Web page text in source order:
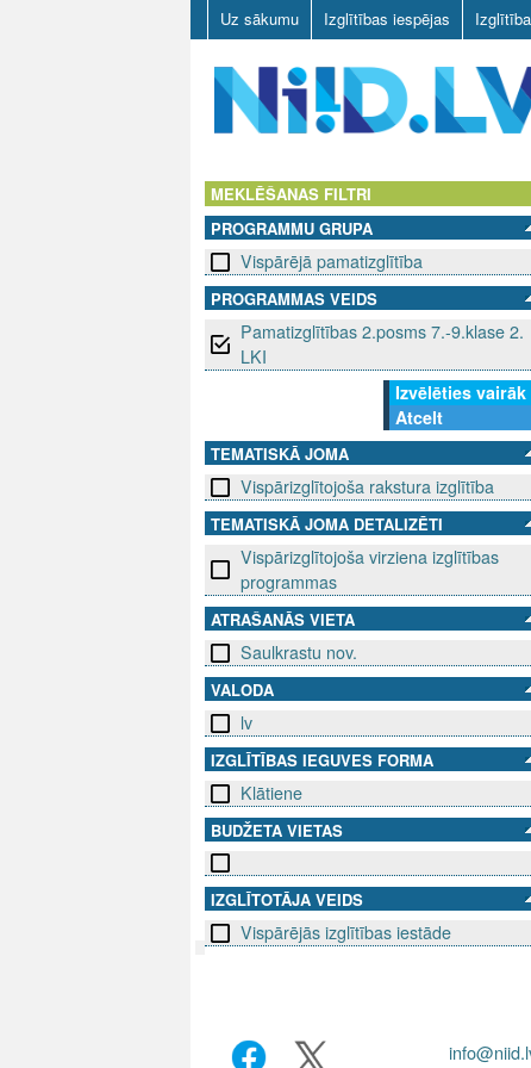
Uz sākumu Izglītības iespējas
D
V
MEKLĒŠANAS FILTRI
PROGRAMMU GRUPA
Vispārējā pamatizglītība
PROGRAMMAS VEIDS
Pamatizglītības 2.posms 7.-9.klase 2.
LKI
Izvēlēties vairāk
Atcelt
TEMATISKĀ JOMA
Vispārizglītojoša rakstura izglītība
TEMATISKĀ JOMA DETALIZĒTI
Vispārizglītojoša virziena izglītības
programmas
ATRAŠANĀS VIETA
Saulkrastu nov.
VALODA
lv
IZGLĪTĪBAS IEGUVES FORMA
Klātiene
BUDŽETA VIETAS
IZGLĪTOTĀJA VEIDS
Vispārējās izglītības iestāde